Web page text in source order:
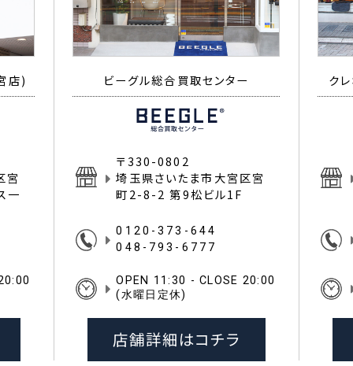
店)
宮
一
ビーグル総合買取センター
〒330-0802
埼玉県さいたま市大宮区宮
町2-8-2 第9松ビル1F
0120-373-644
048-793-6777
OPEN 11:30 - CLOSE 20:00
(水曜日定休)
店舗詳細はコチラ
ク